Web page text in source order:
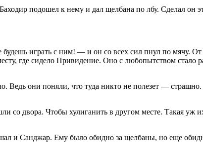
подошел к нему и дал щелбана по лбу. Сделал он
играть с ним! — и он со всех сил пнул по мячу. От
где сидело Привидение. Оно с любопытством стало
они поняли, что туда никто не полезет — страшно.
двора. Чтобы хулиганить в другом месте. Такая уж
Ему было обидно за щелбаны, но еще